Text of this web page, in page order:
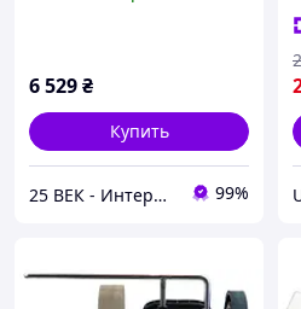
6 529₴
Купить
25 ВЕК - Интернет-Магазин: электрический, бензиновый, аккумуляторный инструмент и строительство. 99%